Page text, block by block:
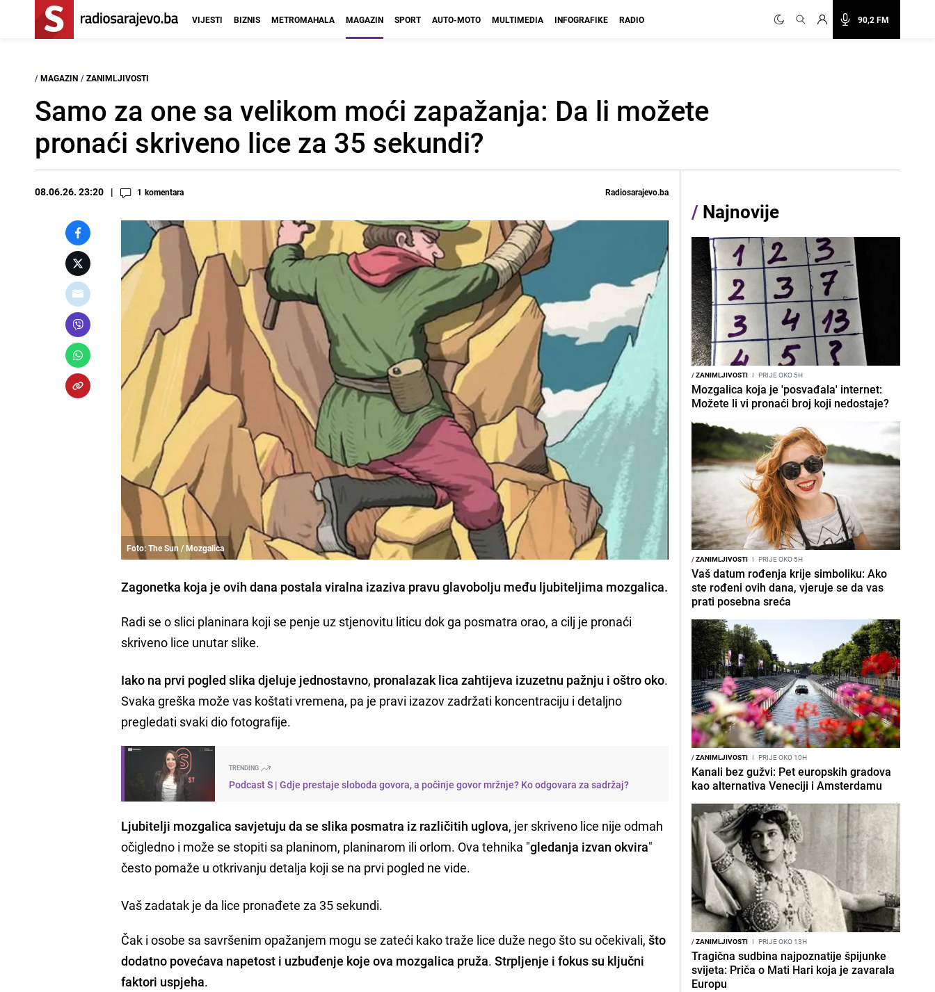
90,2 FM
VIJESTI BIZNIS METROMAHALA MAGAZIN SPORT AUTO-MOTO MULTIMEDIA INFOGRAFIKE RADIO
/ MAGAZIN / ZANIMLJIVOSTI
Samo za one sa velikom moći zapažanja: Da li možete
pronaći skriveno lice za 35 sekundi?
08.06.26. 23:20 1 komentara Radiosarajevo.ba
Foto: The Sun / Mozgalica
Zagonetka koja je ovih dana postala viralna izaziva pravu glavobolju među ljubiteljima mozgalica.
Radi se o slici planinara koji se penje uz stjenovitu liticu dok ga posmatra orao, a cilj je pronaći
skriveno lice unutar slike.
Iako na prvi pogled slika djeluje jednostavno, pronalazak lica zahtijeva izuzetnu pažnju i oštro oko.
Svaka greška može vas koštati vremena, pa je pravi izazov zadržati koncentraciju i detaljno
pregledati svaki dio fotografije.
TRENDING
Podcast S | Gdje prestaje sloboda govora, a počinje govor mržnje? Ko odgovara za sadržaj?
Ljubitelji mozgalica savjetuju da se slika posmatra iz različitih uglova, jer skriveno lice nije odmah
očigledno i može se stopiti sa planinom, planinarom ili orlom. Ova tehnika "gledanja izvan okvira"
često pomaže u otkrivanju detalja koji se na prvi pogled ne vide.
Vaš zadatak je da lice pronađete za 35 sekundi.
Čak i osobe sa savršenim opažanjem mogu se zateći kako traže lice duže nego što su očekivali,što
dodatno povećava napetost i uzbuđenje koje ova mozgalica pruža.Strpljenje i fokus su ključni
faktori uspjeha.
/ Najnovije
/ZANIMLJIVOSTI I PRIJE OKO 5H
Mozgalica koja je 'posvađala' internet:
Možete li vi pronaći broj koji nedostaje?
/ZANIMLJIVOSTI I PRIJE OKO 5H
Vaš datum rođenja krije simboliku: Ako
ste rođeni ovih dana, vjeruje se da vas
prati posebna sreća
/ZANIMLJIVOSTI I PRIJE OKO 10H
Kanali bez gužvi: Pet europskih gradova
kao alternativa Veneciji i Amsterdamu
/ZANIMLJIVOSTI I PRIJE OKO 13H
Tragična sudbina najpoznatije špijunke
svijeta: Priča o Mati Hari koja je zavarala
Europu